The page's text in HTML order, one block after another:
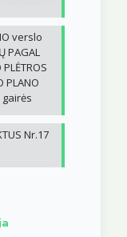
verslo
PAGAL
PLANO
gairės
Nr.17